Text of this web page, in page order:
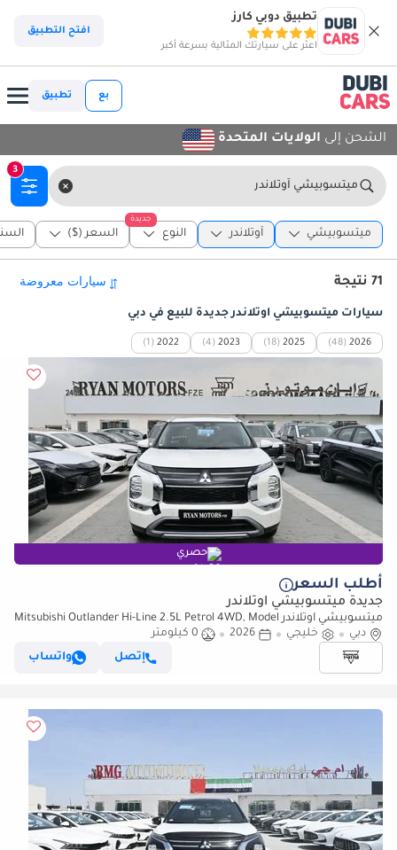
تطبيق دوبي كارز
اعثر على سيارتك المثالية بسرعة أكبر
افتح التطبيق
بع تطبيق
الشحن إلى الولايات المتحدة
ميتسوبيشي آوتلاندر
3
ميتسوبيشي آوتلاندر
جديدة
النوع السعر ($)
71 نتيجة
سيارات ميتسوبيشي آوتلاندر جديدة للبيع في دبي
2026
(48)
2025
(18)
2023
(4)
2022
(1)
حصري
أطلب السعر
جديدة ميتسوبيشي آوتلاندر
ميتسوبيشي آوتلاندر Mitsubishi Outlander Hi-Line 2.5L Petrol 4WD, Model
2026, Color White
دبي خليجي 2026
0 كيلومتر
إتصل
واتساب